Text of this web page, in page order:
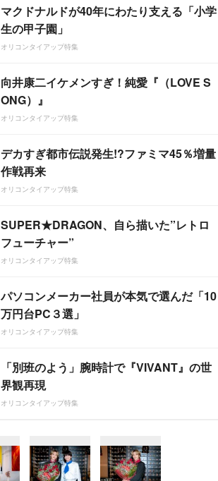
マクドナルドが40年にわたり支える「小学
生の甲子園」
オリコンタイアップ特集
向井康二イケメンすぎ！純愛『（LOVE S
ONG）』
オリコンタイアップ特集
デカすぎ都市伝説発生!?ファミマ45％増量
作戦再来
オリコンタイアップ特集
SUPER★DRAGON、自ら描いた”レトロ
フューチャー”
オリコンタイアップ特集
パソコンメーカー社員が本気で選んだ「10
万円台PC３選」
オリコンタイアップ特集
「別班のよう」腕時計で『VIVANT』の世
界観再現
オリコンタイアップ特集